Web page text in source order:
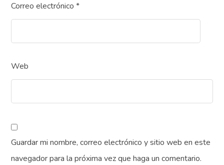
Correo electrónico*
Web
Guardar mi nombre, correo electrónico y sitio web en este
navegador para la próxima vez que haga un comentario.